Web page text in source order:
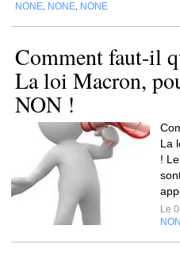
NONE NONE NONE
Comment faut-il
La loi Macron,
NON !
La
!
Le